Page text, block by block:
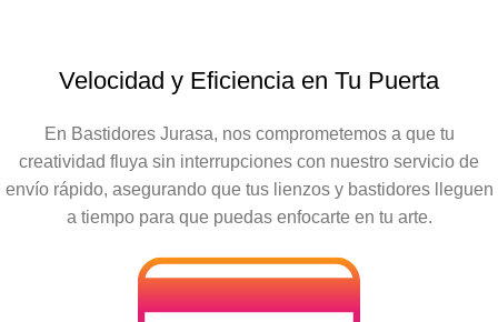
Velocidad y Eficiencia en Tu Puerta
En Bastidores Jurasa, nos comprometemos a que tu
creatividad fluya sin interrupciones con nuestro servicio de
envío rápido, asegurando que tus lienzos y bastidores lleguen
a tiempo para que puedas enfocarte en tu arte.